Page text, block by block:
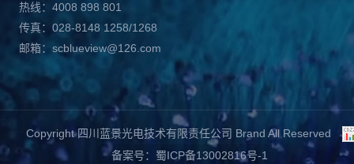
热线：4008 898 801
传真：028-8148 1258/1268
邮箱：scblueview@126.com
Copyright 四川蓝景光电技术有限责任公司 Brand All Reserved
备案号：蜀ICP备13002816号-1